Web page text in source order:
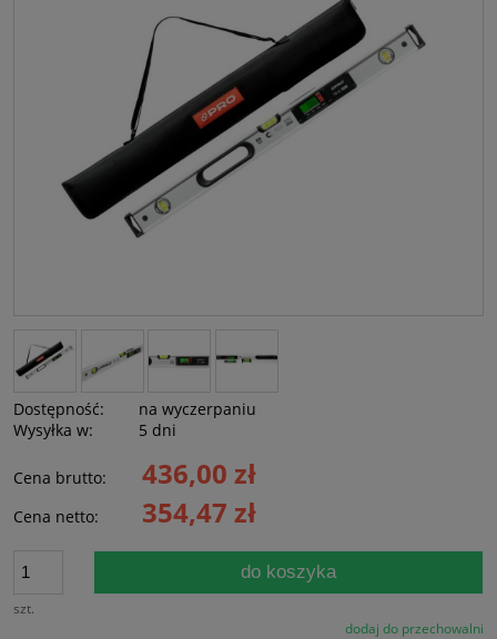
Dostępność:
na wyczerpaniu
Wysyłka w:
5 dni
Cena brutto: 436,00 zł
Cena netto: 354,47 zł
szt.
do koszyka
dodaj do przechowalni